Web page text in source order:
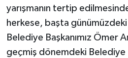
yarışmanın tertip
herkese, başta
Belediye Başkanımız Ömer
geçmiş dönemdeki Belediye